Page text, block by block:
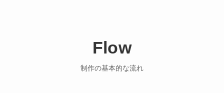
Flow
制作の基本的な流れ